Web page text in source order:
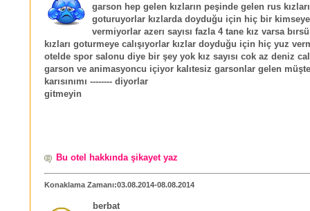
garson hep gelen kızların peşinde gelen rus
goturuyorlar kızlarda doyduğu için hiç bir
vermiyorlar azerı sayısı fazla 4 tane kız varsa
kızları goturmeye calışıyorlar kızlar doyduğu için hiç yuz
otelde spor salonu diye bir şey yok kız sayısı cok az deniz
garson ve animasyoncu içiyor kalıtesiz garsonlar gelen
karısınımı -------- diyorlar
gitmeyin
Bu otel hakkında şikayet yaz
Konaklama Zamanı:03.08.2014-08.08.2014
berbat